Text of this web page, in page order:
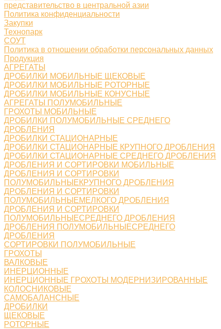
представительство в центральной азии
Политика конфиденциальности
Закупки
Технопарк
СОУТ
Политика в отношении обработки персональных данных
Продукция
АГРЕГАТЫ
ДРОБИЛКИ МОБИЛЬНЫЕ ЩЕКОВЫЕ
ДРОБИЛКИ МОБИЛЬНЫЕ РОТОРНЫЕ
ДРОБИЛКИ МОБИЛЬНЫЕ КОНУСНЫЕ
АГРЕГАТЫ ПОЛУМОБИЛЬНЫЕ
ГРОХОТЫ МОБИЛЬНЫЕ
ДРОБИЛКИ ПОЛУМОБИЛЬНЫЕ СРЕДНЕГО
ДРОБЛЕНИЯ
ДРОБИЛКИ СТАЦИОНАРНЫЕ
ДРОБИЛКИ СТАЦИОНАРНЫЕ КРУПНОГО ДРОБЛЕНИЯ
ДРОБИЛКИ СТАЦИОНАРНЫЕ СРЕДНЕГО ДРОБЛЕНИЯ
ДРОБЛЕНИЯ И СОРТИРОВКИ МОБИЛЬНЫЕ
ДРОБЛЕНИЯ И СОРТИРОВКИ
ПОЛУМОБИЛЬНЫЕКРУПНОГО ДРОБЛЕНИЯ
ДРОБЛЕНИЯ И СОРТИРОВКИ
ПОЛУМОБИЛЬНЫЕМЕЛКОГО ДРОБЛЕНИЯ
ДРОБЛЕНИЯ И СОРТИРОВКИ
ПОЛУМОБИЛЬНЫЕСРЕДНЕГО ДРОБЛЕНИЯ
ДРОБЛЕНИЯ ПОЛУМОБИЛЬНЫЕСРЕДНЕГО
ДРОБЛЕНИЯ
СОРТИРОВКИ ПОЛУМОБИЛЬНЫЕ
ГРОХОТЫ
ВАЛКОВЫЕ
ИНЕРЦИОННЫЕ
ИНЕРЦИОННЫЕ ГРОХОТЫ МОДЕРНИЗИРОВАННЫЕ
КОЛОСНИКОВЫЕ
САМОБАЛАНСНЫЕ
ДРОБИЛКИ
ЩЕКОВЫЕ
РОТОРНЫЕ